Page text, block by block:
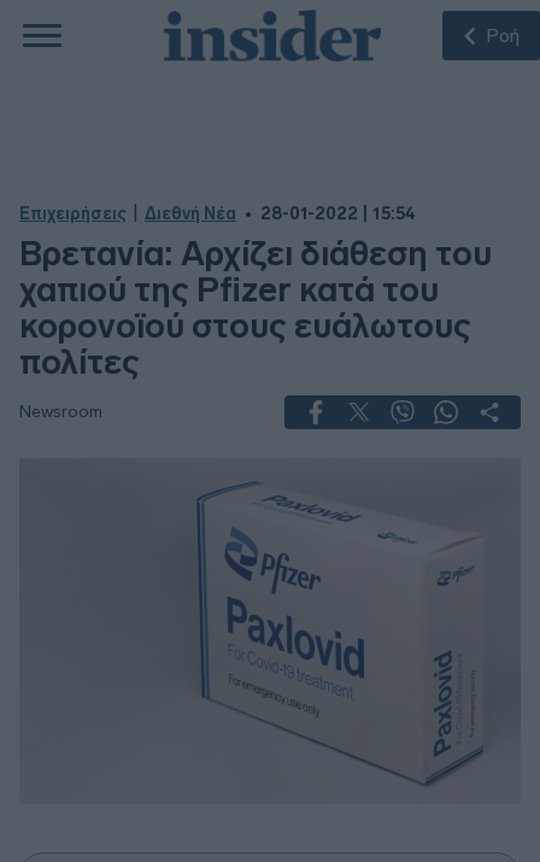
Ροή
Επιχειρήσεις Διεθνή Νέα 28-01-2022 | 15:54
Βρετανία: Αρχίζει διάθεση του
χαπιού της Pfizer κατά του
κορονοϊού στους ευάλωτους
πολίτες
Newsroom